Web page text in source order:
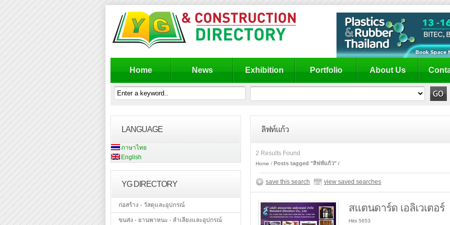
Home News Exhibition Portfolio About Us
LANGUAGE
ภาษาไทย
English
YG DIRECTORY
ก่อสร้าง - วัสดุและอุปกรณ์
ขนส่ง - ยานพาหนะ - ลำเลียงและอุปกรณ์
ลิฟท์แก้ว
2 Results Found
Home Posts tagged "ลิฟท์แก้ว"
save this search view saved searches
สแตนดาร์ด เอลิเวเตอร์
Hits 5653